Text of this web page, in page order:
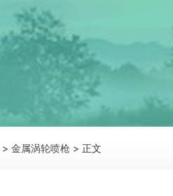
> 金属涡轮喷枪 > 正文